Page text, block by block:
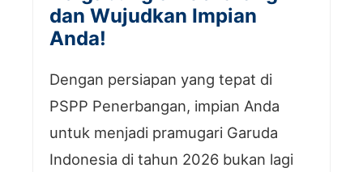
dan Wujudkan Impian
Anda!
Dengan persiapan yang tepat di
PSPP Penerbangan, impian Anda
untuk menjadi pramugari Garuda
Indonesia di tahun 2026 bukan lagi